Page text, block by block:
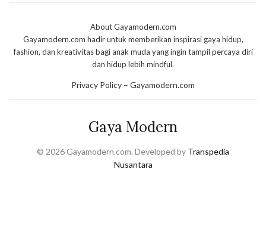
About Gayamodern.com
Gayamodern.com hadir untuk memberikan inspirasi gaya hidup,
fashion, dan kreativitas bagi anak muda yang ingin tampil percaya diri
dan hidup lebih mindful.
Privacy Policy – Gayamodern.com
Gaya Modern
© 2026 Gayamodern.com. Developed by Transpedia
Nusantara